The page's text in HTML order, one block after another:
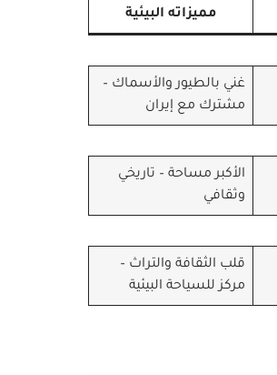
مميزاته البيئية
غني بالطيور والأسماك –
مشترك مع إيران
الأكبر مساحة – تاريخي
وثقافي
قلب الثقافة والتراث –
مركز للسياحة البيئية